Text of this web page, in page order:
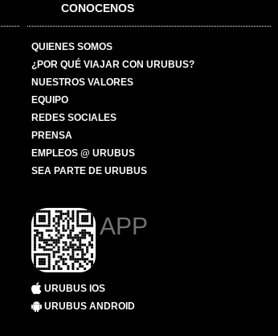
CONOCENOS
QUIENES SOMOS
¿POR QUÉ VIAJAR CON URUBUS?
NUESTROS VALORES
EQUIPO
REDES SOCIALES
PRENSA
EMPLEOS @ URUBUS
SEA PARTE DE URUBUS
APP
URUBUS IOS
URUBUS ANDROID